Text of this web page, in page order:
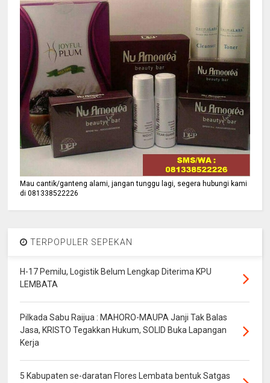
Mau cantik/ganteng alami, jangan tunggu lagi, segera hubungi kami
di 081338522226
TERPOPULER SEPEKAN
H-17 Pemilu, Logistik Belum Lengkap Diterima KPU
LEMBATA
Pilkada Sabu Raijua : MAHORO-MAUPA Janji Tak Balas
Jasa, KRISTO Tegakkan Hukum, SOLID Buka Lapangan
Kerja
5 Kabupaten se-daratan Flores Lembata bentuk Satgas